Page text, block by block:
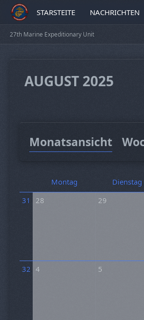
STARSTEITE NACHRICHTEN
27th Marine Expeditionary Unit
AUGUST 2025
Monatsansicht
Montag Dienstag
31
28 29
32 4 5